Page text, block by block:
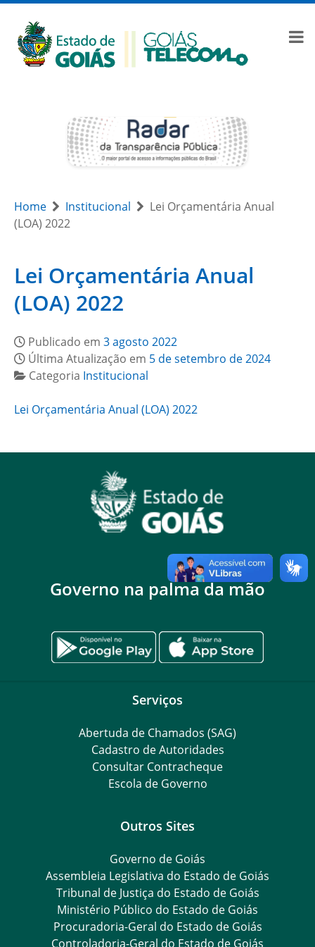
Home Institucional
Lei Orçamentária Anual
(LOA) 2022
Lei Orçamentária Anual
(LOA) 2022
Publicado em 3 agosto 2022
Última Atualização em 5 de setembro de 2024
Categoria Institucional
Lei Orçamentária Anual (LOA) 2022
Governo na palma da mão
Serviços
Abertuda de Chamados (SAG)
Cadastro de Autoridades
Consultar Contracheque
Escola de Governo
Outros Sites
Governo de Goiás
Assembleia Legislativa do Estado de Goiás
Tribunal de Justiça do Estado de Goiás
Ministério Público do Estado de Goiás
Procuradoria-Geral do Estado de Goiás
Controladoria-Geral do Estado de Goiás